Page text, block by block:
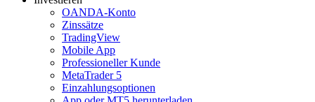
OANDA-Konto
Zinssätze
TradingView
Mobile App
Professioneller Kunde
MetaTrader 5
Einzahlungsoptionen